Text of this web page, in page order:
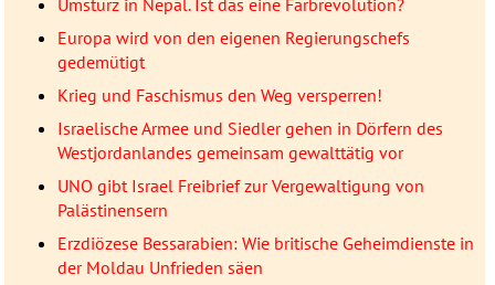
Europa wird von den eigenen Regierungschefs
gedemütigt
Krieg und Faschismus den Weg versperren!
Israelische Armee und Siedler gehen in Dörfern des
Westjordanlandes gemeinsam gewalttätig vor
UNO gibt Israel Freibrief zur Vergewaltigung von
Palästinensern
Erzdiözese Bessarabien: Wie britische Geheimdienste in
der Moldau Unfrieden säen